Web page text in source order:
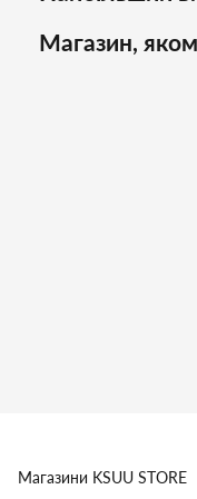
Магазин,
Магазини KSUU STORE